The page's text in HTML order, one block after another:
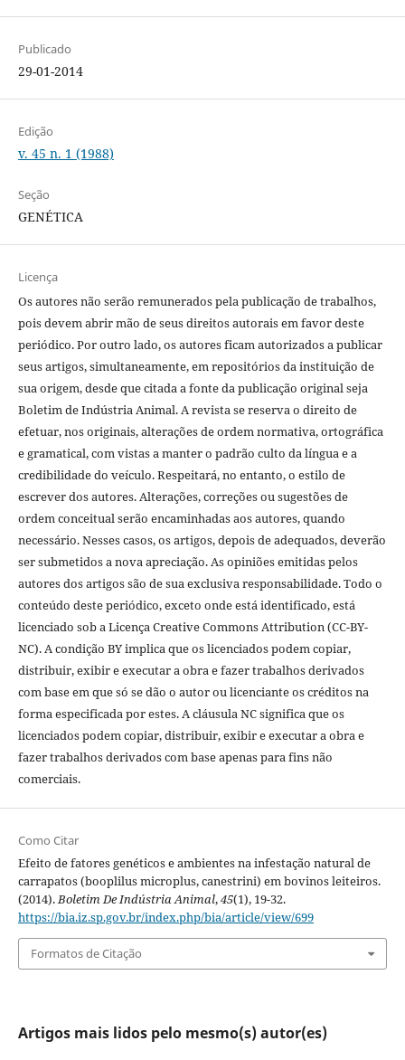
Publicado
29-01-2014
Edição
v. 45 n. 1 (1988)
Seção
GENÉTICA
Licença
Os autores não serão remunerados pela publicação de trabalhos,
pois devem abrir mão de seus direitos autorais em favor deste
periódico. Por outro lado, os autores ficam autorizados a publicar
seus artigos, simultaneamente, em repositórios da instituição de
sua origem, desde que citada a fonte da publicação original seja
Boletim de Indústria Animal. A revista se reserva o direito de
efetuar, nos originais, alterações de ordem normativa, ortográfica
e gramatical, com vistas a manter o padrão culto da língua e a
credibilidade do veículo. Respeitará, no entanto, o estilo de
escrever dos autores. Alterações, correções ou sugestões de
ordem conceitual serão encaminhadas aos autores, quando
necessário. Nesses casos, os artigos, depois de adequados, deverão
ser submetidos a nova apreciação. As opiniões emitidas pelos
autores dos artigos são de sua exclusiva responsabilidade. Todo o
conteúdo deste periódico, exceto onde está identificado, está
licenciado sob a Licença Creative Commons Attribution (CC-BY-
NC). A condição BY implica que os licenciados podem copiar,
distribuir, exibir e executar a obra e fazer trabalhos derivados
com base em que só se dão o autor ou licenciante os créditos na
forma especificada por estes. A cláusula NC significa que os
licenciados podem copiar, distribuir, exibir e executar a obra e
fazer trabalhos derivados com base apenas para fins não
comerciais.
Como Citar
Efeito de fatores genéticos e ambientes na infestação natural de
carrapatos (booplilus microplus, canestrini) em bovinos leiteiros.
(2014).Boletim De Indústria Animal,45(1), 19-32.
https://bia.iz.sp.gov.br/index.php/bia/article/view/699
Formatos de Citação
Artigos mais lidos pelo mesmo(s) autor(es)